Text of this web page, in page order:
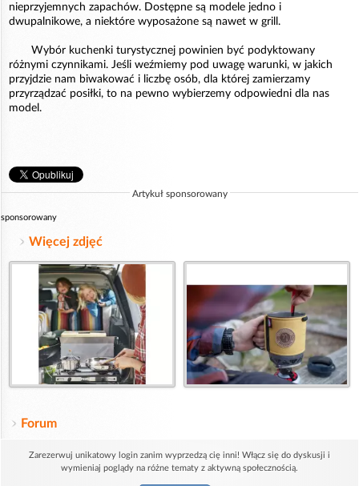
nieprzyjemnych zapachów. Dostępne są modele jedno i
dwupalnikowe, a niektóre wyposażone są nawet w grill.
Wybór kuchenki turystycznej powinien być podyktowany
różnymi czynnikami. Jeśli weźmiemy pod uwagę warunki, w jakich
przyjdzie nam biwakować i liczbę osób, dla której zamierzamy
przyrządzać posiłki, to na pewno wybierzemy odpowiedni dla nas
model.
Artykuł sponsorowany
sponsorowany
Więcej zdjęć
Forum
Zarezerwuj unikatowy login zanim wyprzedzą cię inni! Włącz się do dyskusji i
wymieniaj poglądy na różne tematy z aktywną społecznością.